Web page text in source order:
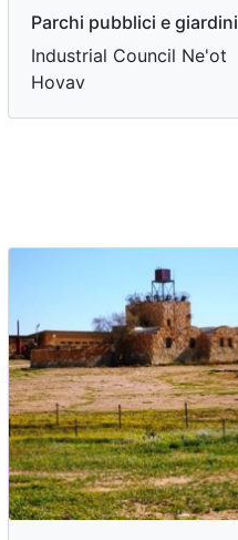
Parchi pubblici e giardini
Industrial Council Ne'ot
Hovav